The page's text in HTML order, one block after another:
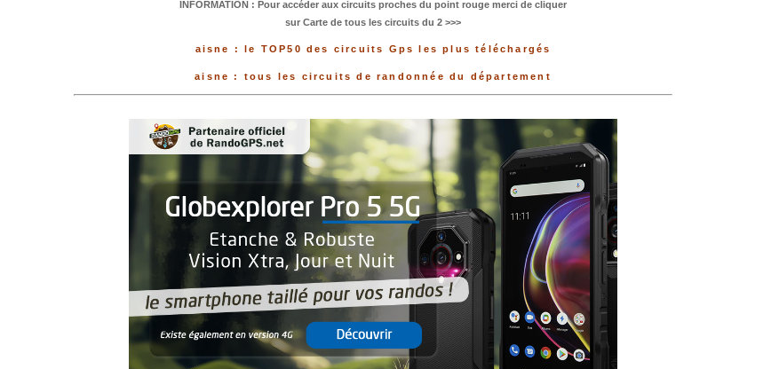
INFORMATION : Pour accéder aux circuits proches du point rouge merci de cliquer
sur Carte de tous les circuits du 2 >>>
aisne : le TOP50 des circuits Gps les plus téléchargés
aisne : tous les circuits de randonnée du département